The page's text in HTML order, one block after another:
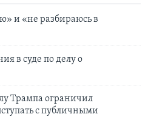
и «не разбираюсь в
в суде по делу о
Трампа ограничил
с публичными